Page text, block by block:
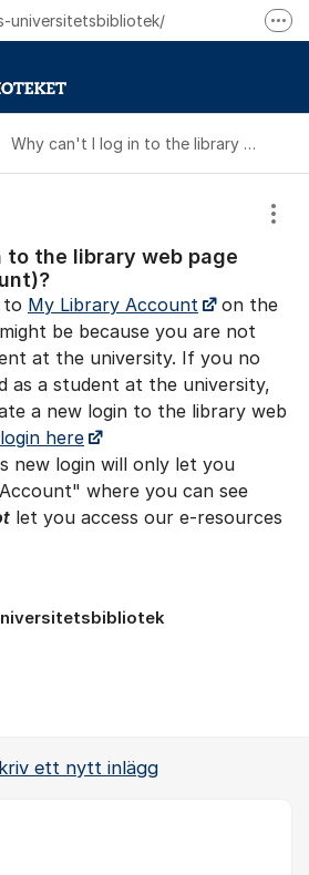
universitetsbibliotek/
Why can't I log in to the library web page (My Library Account)?
the library web page
to My Library Account
on the
be because you are not
at the university. If you no
as a student at the university,
a new login to the library web
here
new login will only let you
where you can see
let you access our e-resources
ett nytt inlägg